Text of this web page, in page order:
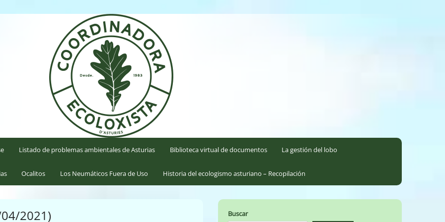
Listado de problemas ambientales de Asturias Biblioteca virtual de documentos La gestión del lobo
Ocalitos Los Neumáticos Fuera de Uso Historia del ecologismo asturiano – Recopilación
2021) Buscar